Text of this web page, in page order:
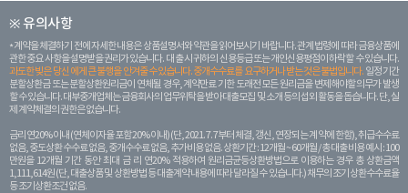
※ 유의사항
계약을 체결하기 전에 자세한 내용은 상품설명서와 약관을 읽어보시기 바랍니다. 관계 법령에 따라 금융상품에
관한 중요 사항을 설명받을 권리가 있습니다. 대 출 시 귀하의 신용등급 또는 개인신용평점이 하락할 수 있습니다.
과도한 빚은 당신 에게 큰 불행을 안겨줄 수 있습니다. 중개수수료를 요구하거나 받는 것은 불법입니다. 일정 기간
분할상환금 또는 분할상환원리금이 연체될 경우, 계약만료 기한 도래전 모든 원리금을 변제해야할 의무가 발생
할 수 있습니다. 대부중개업체는 금융회사의 업무위탁을 받아 대출모집 및 소개 등의 섭외 활동을 돕습니다. 단, 실
제 계약체결의 권한은 없습니다.
금리 연20% 이내 (연체이자율 포함 20% 이내) (단, 2021. 7. 7부터 체결, 갱신, 연장되는 계 약에 한함), 취급수수료
없음, 중도상환 수수료 없음, 중개수수료 없음, 추가비용 없음. 상환기간 : 12개월 ~ 60개월 / 총 대출 비용 예시 : 100
만원을 12개월 기간 동안 최대 금 리 연20% 적용하여 원리금균등상환방법으로 이용하는 경우 총 상환금액
1,111,614원 (단, 대출상품 및 상환방법 등 대출계약 내용에 따라 달라질 수 있습니다.) 채무의 조기 상환수수료율
등 조기상환조건 없음.